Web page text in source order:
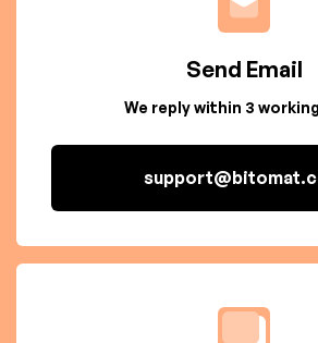
Send Email
We reply within 3